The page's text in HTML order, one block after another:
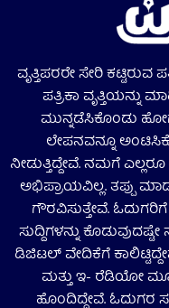
ವೃತ್ತಿಪರರೇ ಸೇರಿ ಕಟ್ಟಿರುವ
ಪತ್ರಿಕಾ ವೃತ್ತಿಯನ್ನು
ಮುನ್ನಡೆಸಿಕೊಂಡು
ಲೇಪನವನ್ನೂ
ನೀಡುತ್ತಿದ್ದೇವೆ. ನಮಗೆ
ಅಭಿಪ್ರಾಯವಿಲ್ಲ. ತಪ್ಪು
ಗೌರವಿಸುತ್ತೇವೆ.
ಸುದ್ದಿಗಳನ್ನು
ಡಿಜಿಟಲ್‌ ವೇದಿಕೆಗೆ
ಮತ್ತು ಇ- ರೆಡಿಯೋ
ಹೊಂದಿದ್ದೇವೆ. ಓದುಗರ